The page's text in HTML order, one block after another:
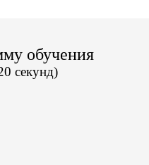
обучения
секунд)